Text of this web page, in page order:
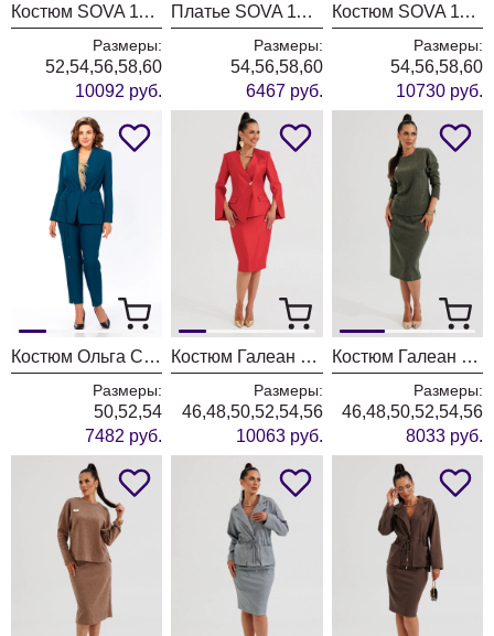
Костюм SOVA 11346 коричневый
Размеры:
52,54,56,58,60
10092 руб.
Платье SOVA 11347
Размеры:
54,56,58,60
6467 руб.
Костюм SOVA 11348 коричневый
Размеры:
54,56,58,60
10730 руб.
Костюм Ольга Стиль С1047 морская волна
Размеры:
50,52,54
7482 руб.
Костюм Галеан Cтиль 1000 красный
Размеры:
46,48,50,52,54,56
10063 руб.
Костюм Галеан Cтиль 990 хаки
Размеры:
46,48,50,52,54,56
8033 руб.